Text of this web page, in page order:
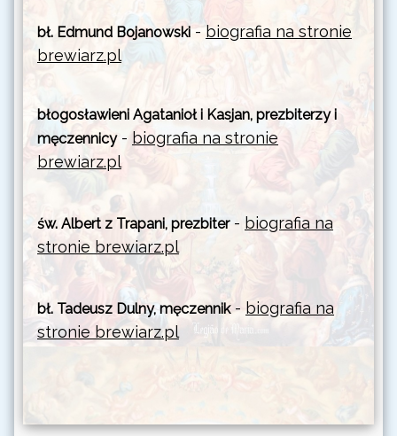
bł. Edmund Bojanowski -biografia na stronie
brewiarz.pl
błogosławieni Agatanioł i Kasjan, prezbiterzy i
męczennicy- biografia na stronie
brewiarz.pl
św. Albert z Trapani, prezbiter- biografia na
stronie brewiarz.pl
bł. Tadeusz Dulny, męczennik- biografia na
stronie brewiarz.pl